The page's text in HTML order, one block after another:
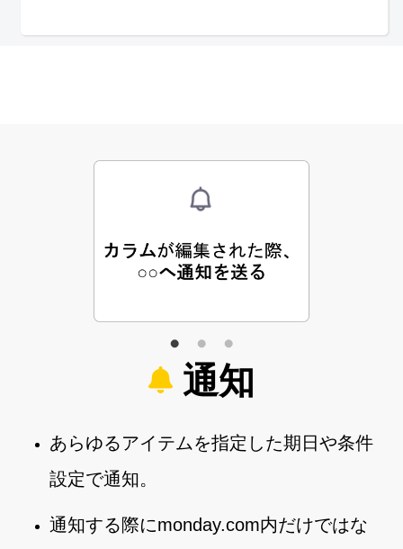
通知
あらゆるアイテムを指定した期日や条件
設定で通知。
通知する際にmonday.com内だけではな